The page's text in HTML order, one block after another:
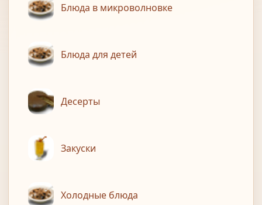
Блюда в микроволновке
Блюда для детей
Десерты
Закуски
Холодные блюда